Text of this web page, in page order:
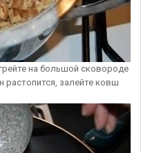
на большой сковороде
растопится, залейте ковш